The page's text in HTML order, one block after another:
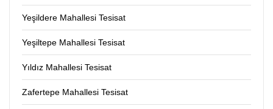
Yeşildere Mahallesi Tesisat
Yeşiltepe Mahallesi Tesisat
Yıldız Mahallesi Tesisat
Zafertepe Mahallesi Tesisat